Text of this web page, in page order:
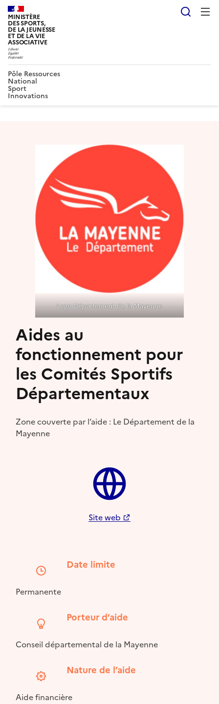
MINISTÈRE
DES SPORTS,
DE LA JEUNESSE
ET DE LA VIE
ASSOCIATIVE
Pôle Ressources
National
Sport
Innovations
Logo Département de la Mayenne
Aides au
fonctionnement pour
les Comités Sportifs
Départementaux
Zone couverte par l’aide : Le Département de la
Mayenne
Site web
Date limite
Permanente
Porteur d’aide
Conseil départemental de la Mayenne
Nature de l’aide
Aide financière